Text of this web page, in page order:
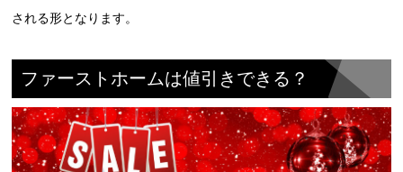
される形となります。
ファーストホームは値引きできる？